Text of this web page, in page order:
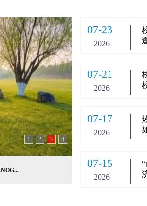
1 2 3 4
07-23
2026
07-21
2026
07-17
2026
07-15
2026